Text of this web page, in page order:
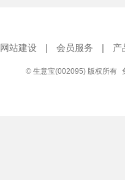
网站建设 | 会员服务 | 产
© 生意宝(002095) 版权所有